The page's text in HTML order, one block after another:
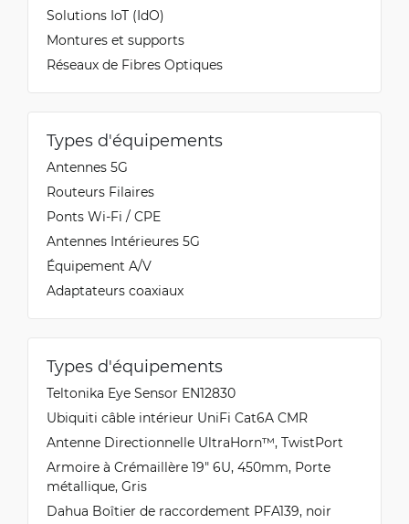
Solutions IoT (IdO)
Montures et supports
Réseaux de Fibres Optiques
Types d'équipements
Antennes 5G
Routeurs Filaires
Ponts Wi-Fi / CPE
Antennes Intérieures 5G
Équipement A/V
Adaptateurs coaxiaux
Types d'équipements
Teltonika Eye Sensor EN12830
Ubiquiti сâble intérieur UniFi Cat6A CMR
Antenne Directionnelle UltraHorn™, TwistPort
Armoire à Crémaillère 19" 6U, 450mm, Porte
métallique, Gris
Dahua Boîtier de raccordement PFA139, noir